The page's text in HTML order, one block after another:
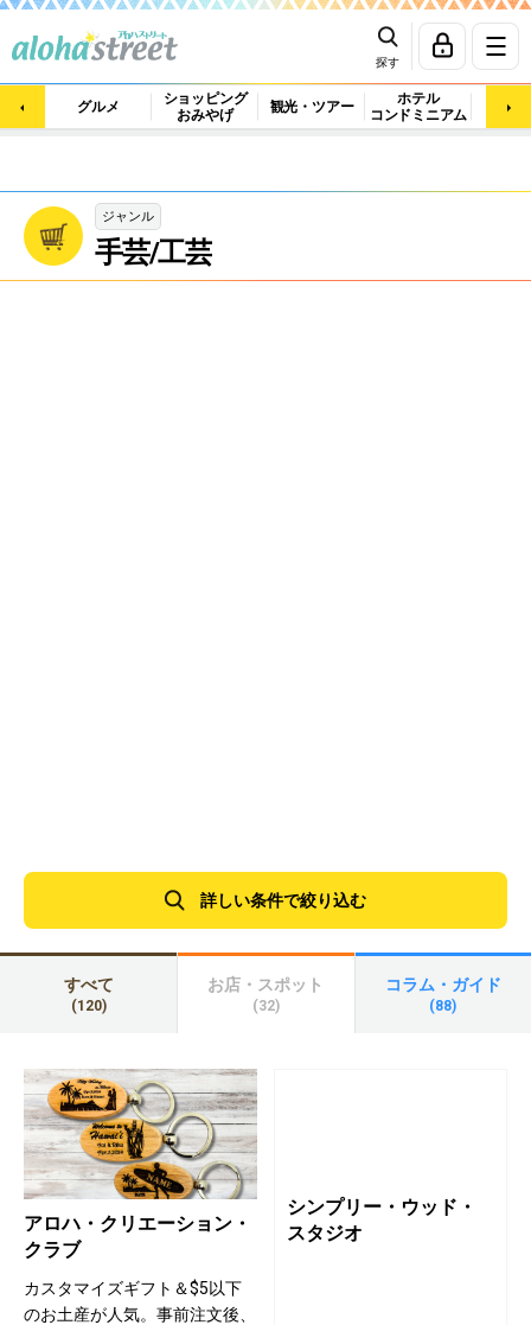
探す
グルメ
ショッピング
おみやげ
観光・ツアー
ホテル
コンドミニアム
マッ
ジャンル
手芸/工芸
詳しい条件で絞り込む
すべて
(120)
お店・スポット
(32)
コラム・ガイド
(88)
アロハ・クリエーション・
クラブ
カスタマイズギフト＆$5以下
のお土産が人気。事前注文後、
シンプリー・ウッド・
スタジオ